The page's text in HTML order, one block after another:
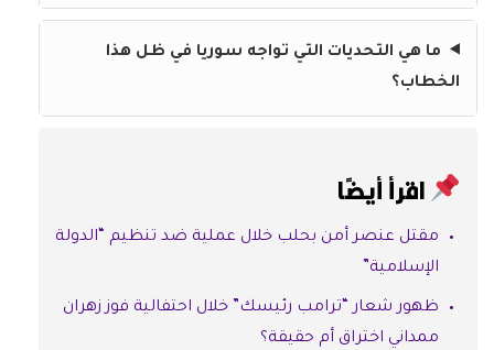
ما هي التحديات التي تواجه سوريا في ظل هذا
الخطاب؟
اقرأ أيضًا
مقتل عنصر أمن بحلب خلال عملية ضد تنظيم “الدولة
الإسلامية”
ظهور شعار “ترامب رئيسك” خلال احتفالية فوز زهران
ممداني اختراق أم حقيقة؟